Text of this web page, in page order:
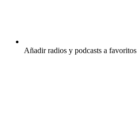
Añadir radios y podcasts a favoritos